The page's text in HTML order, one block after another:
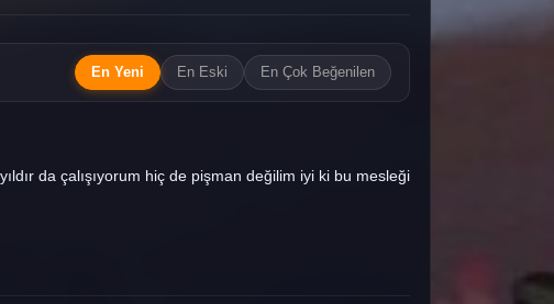
En Yeni En Eski En Çok Beğenilen
da çalışıyorum hiç de pişman değilim iyi ki bu mesleği